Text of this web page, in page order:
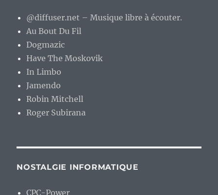
@diffuser.net – Musique libre à écouter.
Au Bout Du Fil
Dogmazic
Have The Moskovik
In Limbo
Jamendo
Robin Mitchell
Roger Subirana
NOSTALGIE INFORMATIQUE
CPC-Power